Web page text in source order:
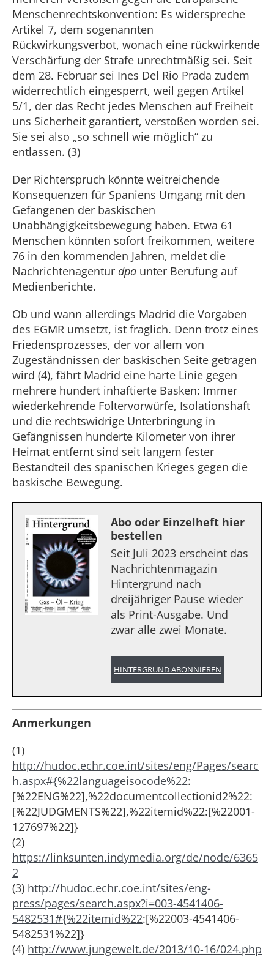
Menschenrechtskonvention: Es widerspreche
Artikel 7, dem sogenannten
Rückwirkungsverbot, wonach eine rückwirkende
Verschärfung der Strafe unrechtmäßig sei. Seit
dem 28. Februar sei Ines Del Rio Prada zudem
widerrechtlich eingesperrt, weil gegen Artikel
5/1, der das Recht jedes Menschen auf Freiheit
uns Sicherheit garantiert, verstoßen worden sei.
Sie sei also „so schnell wie möglich“ zu
entlassen. (3)
Der Richterspruch könnte weitreichende
Konsequenzen für Spaniens Umgang mit den
Gefangenen der baskischen
Unabhängigkeitsbewegung haben. Etwa 61
Menschen könnten sofort freikommen, weitere
76 in den kommenden Jahren, meldet die
Nachrichtenagentur dpa unter Berufung auf
Medienberichte.
Ob und wann allerdings Madrid die Vorgaben
des EGMR umsetzt, ist fraglich. Denn trotz eines
Friedensprozesses, der vor allem von
Zugeständnissen der baskischen Seite getragen
wird (4), fährt Madrid eine harte Linie gegen
mehrere hundert inhaftierte Basken: Immer
wiederkehrende Foltervorwürfe, Isolationshaft
und die rechtswidrige Unterbringung in
Gefängnissen hunderte Kilometer von ihrer
Heimat entfernt sind seit langem fester
Bestandteil des spanischen Krieges gegen die
baskische Bewegung.
Abo oder Einzelheft hier
bestellen
Seit Juli 2023 erscheint das
Nachrichtenmagazin
Hintergrund nach
dreijähriger Pause wieder
als Print-Ausgabe. Und
zwar alle zwei Monate.
HINTERGRUND ABONNIEREN
Anmerkungen
(1)
http://hudoc.echr.coe.int/sites/eng/Pages/searc
h.aspx#{%22languageisocode%22:
[%22ENG%22],%22documentcollectionid2%22:
[%22JUDGMENTS%22],%22itemid%22:[%22001-
127697%22]}
(2)
https://linksunten.indymedia.org/de/node/6365
2
(3) http://hudoc.echr.coe.int/sites/eng-
press/pages/search.aspx?i=003-4541406-
5482531#{%22itemid%22:[%22003-4541406-
5482531%22]}
(4) http://www.jungewelt.de/2013/10-16/024.php